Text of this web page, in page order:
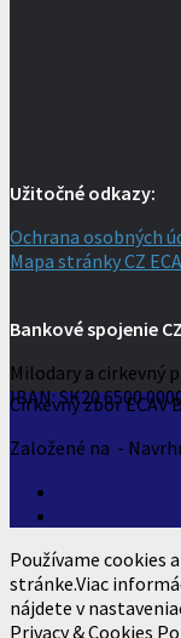
Užitočné odkazy:
Ochrana osobných
Mapa stránky CZ
Bankové spojenie
Milodary a cirkevný
IBAN: SK20 6500
Cirkevný zbor ECAV
Založené na -
Používame cookies
stránke.Viac
nájdete v
Privacy & Cookies